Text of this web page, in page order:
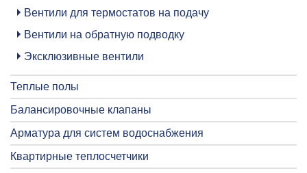
Вентили для термостатов на подачу
Вентили на обратную подводку
Эксклюзивные вентили
Теплые полы
Балансировочные клапаны
Арматура для систем водоснабжения
Квартирные теплосчетчики